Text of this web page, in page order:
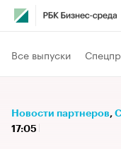
Все выпуски
Новости партнеров⁠,
17:05